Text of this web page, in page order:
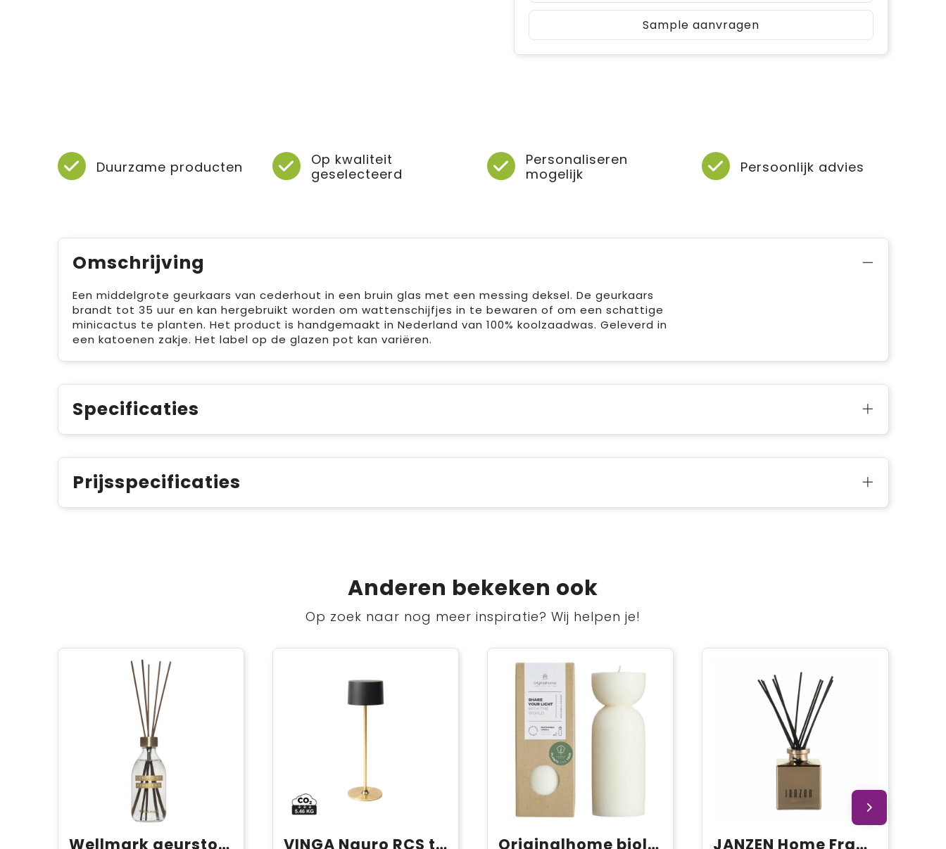
Sample aanvragen
Duurzame producten
Op kwaliteit
geselecteerd
Personaliseren
mogelijk
Persoonlijk advies
Omschrijving
Een middelgrote geurkaars van cederhout in een bruin glas met een messing deksel. De geurkaars
brandt tot 35 uur en kan hergebruikt worden om wattenschijfjes in te bewaren of om een schattige
minicactus te planten. Het product is handgemaakt in Nederland van 100% koolzaadwas. Geleverd in
een katoenen zakje. Het label op de glazen pot kan variëren.
Specificaties
Prijsspecificaties
Anderen bekeken ook
Op zoek naar nog meer inspiratie? Wij helpen je!
Wellmark geurstokjes VINGA Nauro RCS tafel lamp Originalhome biologische kaars - medium JANZEN Home Fragrance Sticks Gracious